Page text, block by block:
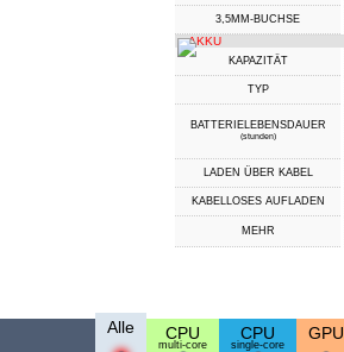
3,5MM-BUCHSE
AKKU
KAPAZITÄT
TYP
BATTERIELEBENSDAUER
(stunden)
LADEN ÜBER KABEL
KABELLOSES AUFLADEN
MEHR
Alle CPU
multi-core
CPU
single-core
GPU